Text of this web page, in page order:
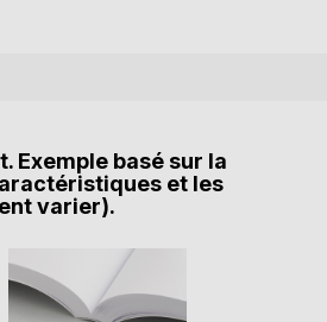
Exemple basé sur la
et les
varier).